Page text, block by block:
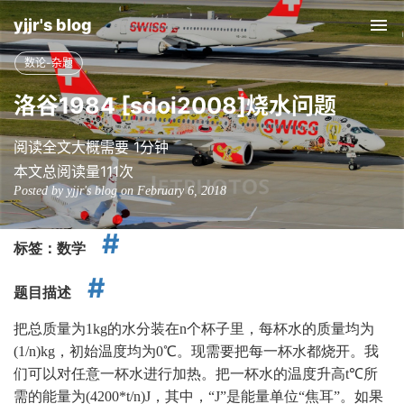
yjjr's blog
数论-杂题
洛谷1984 [sdoi2008]烧水问题
阅读全文大概需要 1分钟
本文总阅读量111次
Posted by yjjr's blog on February 6, 2018
标签：数学
题目描述
把总质量为1kg的水分装在n个杯子里，每杯水的质量均为
(1/n)kg，初始温度均为0℃。现需要把每一杯水都烧开。我
们可以对任意一杯水进行加热。把一杯水的温度升高t℃所
需的能量为(4200*t/n)J，其中，“J”是能量单位“焦耳”。如果